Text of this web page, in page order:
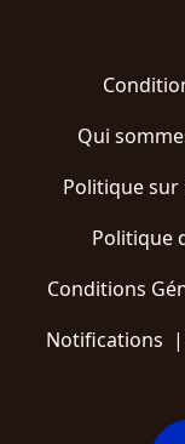
Qui
Politique sur
Politique
Conditions
Notifications |